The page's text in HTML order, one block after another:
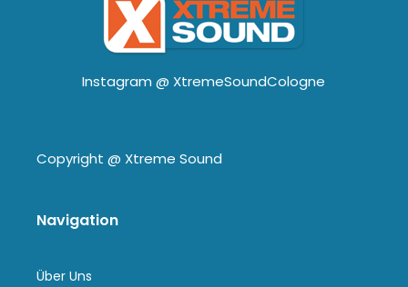
Instagram @ XtremeSoundCologne
Copyright @ Xtreme Sound
Navigation
Über Uns